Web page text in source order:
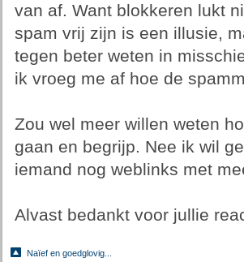
van af. Want blokkeren lukt
spam vrij zijn is een illusie,
tegen beter weten in
ik vroeg me af hoe de
Zou wel meer willen weten
gaan en begrijp. Nee ik wil
iemand nog weblinks met
Alvast bedankt voor jullie
Naïef en goedglovig...